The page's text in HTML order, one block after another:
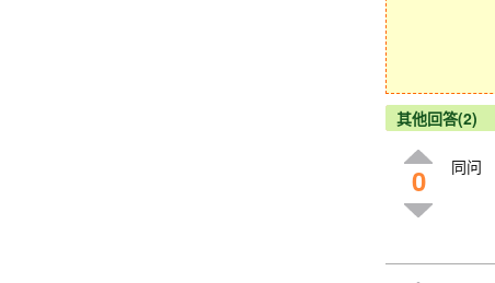
其他回答(2)
0 同问